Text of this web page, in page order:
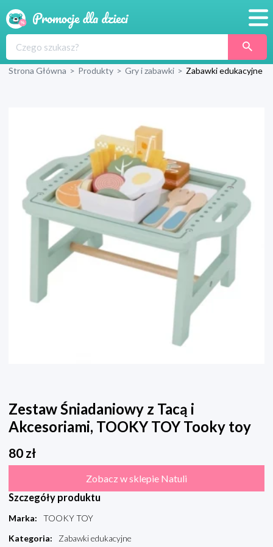
Produkty
Blog
Wyprawka
Strona Główna > Produkty > Gry i zabawki > Zabawki edukacyjne
Zestaw Śniadaniowy z Tacą i
Akcesoriami, TOOKY TOY Tooky toy
80 zł
Zobacz w sklepie Natuli
Szczegóły produktu
Marka:
TOOKY TOY
Kategoria:
Zabawki edukacyjne